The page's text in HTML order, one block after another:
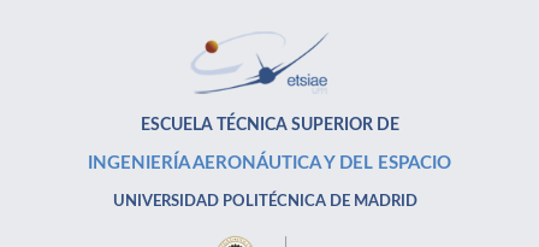
ESCUELA TÉCNICA SUPERIOR DE
INGENIERÍA AERONÁUTICA Y DEL ESPACIO
UNIVERSIDAD POLITÉCNICA DE MADRID